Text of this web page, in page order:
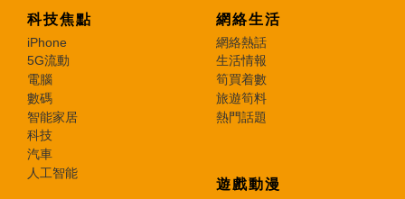
科技焦點
iPhone
5G流動
電腦
數碼
智能家居
科技
汽車
人工智能
網絡生活
網絡熱話
生活情報
筍買着數
旅遊筍料
熱門話題
遊戲動漫